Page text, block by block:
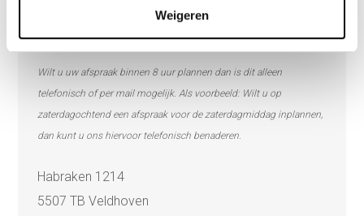
Weigeren
testen? Dan nodigen wij u graag uit op onze
Wilt u uw afspraak binnen 8 uur plannen dan is dit alleen
telefonisch of per mail mogelijk. Als voorbeeld: Wilt u op
zaterdagochtend een afspraak voor de zaterdagmiddag inplannen,
dan kunt u ons hiervoor telefonisch benaderen.
Habraken 1214
5507 TB Veldhoven